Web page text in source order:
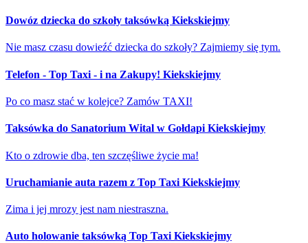
Dowóz dziecka do szkoły taksówką Kiekskiejmy
Nie masz czasu dowieźć dziecka do szkoły? Zajmiemy się tym.
Telefon - Top Taxi - i na Zakupy! Kiekskiejmy
Po co masz stać w kolejce? Zamów TAXI!
Taksówka do Sanatorium Wital w Gołdapi Kiekskiejmy
Kto o zdrowie dba, ten szczęśliwe życie ma!
Uruchamianie auta razem z Top Taxi Kiekskiejmy
Zima i jej mrozy jest nam niestraszna.
Auto holowanie taksówką Top Taxi Kiekskiejmy